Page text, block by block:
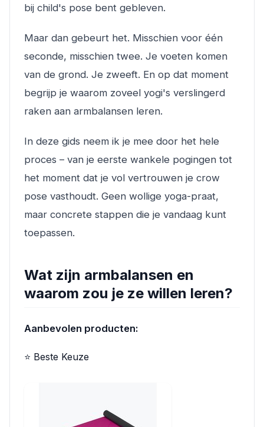
bij child's pose bent gebleven.
Maar dan gebeurt het. Misschien voor één
seconde, misschien twee. Je voeten komen
van de grond. Je zweeft. En op dat moment
begrijp je waarom zoveel yogi's verslingerd
raken aan armbalansen leren.
In deze gids neem ik je mee door het hele
proces – van je eerste wankele pogingen tot
het moment dat je vol vertrouwen je crow
pose vasthoudt. Geen wollige yoga-praat,
maar concrete stappen die je vandaag kunt
toepassen.
Wat zijn armbalansen en
waarom zou je ze willen leren?
Aanbevolen producten:
⭐ Beste Keuze